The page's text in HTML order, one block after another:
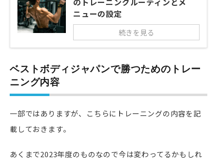
ニューの設定
続きを見る
ベストボディジャパンで勝つためのトレー
ニング内容
一部ではありますが、こちらにトレーニングの内容を記
載しておきます。
あくまで2023年度のものなので今は変わってるかもしれ